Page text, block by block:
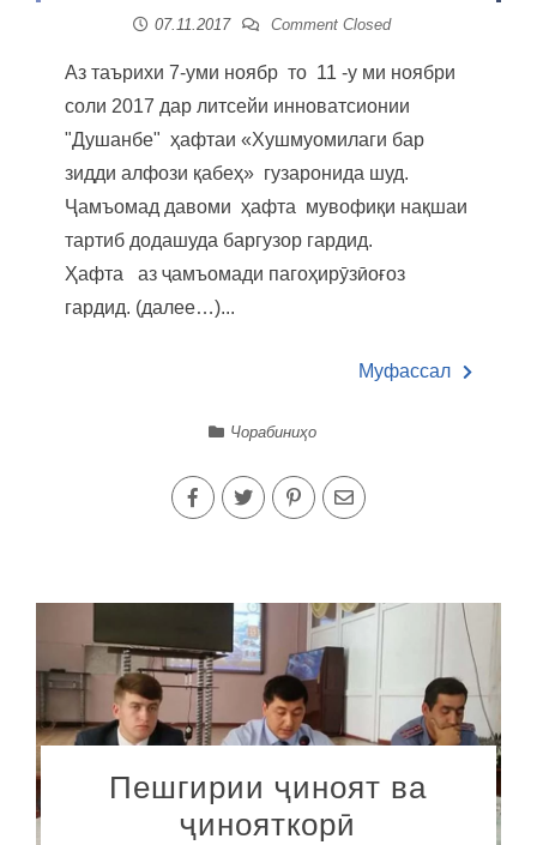
07.11.2017 Comment Closed
Аз таърихи 7-уми ноябр то 11 -у ми ноябри
соли 2017 дар литсейи инноватсионии
"Душанбе" ҳафтаи «Хушмуомилаги бар
зидди алфози қабеҳ» гузаронида шуд.
Ҷамъомад давоми ҳафта мувофиқи нақшаи
тартиб додашуда баргузор гардид.
Ҳафта аз ҷамъомади пагоҳирӯзӣоғоз
гардид. (далее…)...
Муфассал
Чорабиниҳо
Пешгирии ҷиноят ва
ҷинояткорӣ